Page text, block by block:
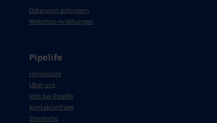
Datanorm anfordern
Webshop-Anleitungen
Pipelife
Homepage
Über uns
Jobs bei Pipelife
Kontaktanfrage
Standorte